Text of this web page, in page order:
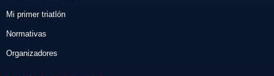
Mi primer triatlón
Normativas
Organizadores